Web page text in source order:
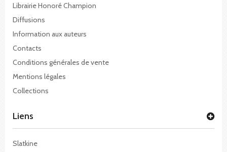
Librairie Honoré Champion
Diffusions
Information aux auteurs
Contacts
Conditions générales de vente
Mentions légales
Collections
Liens
Slatkine